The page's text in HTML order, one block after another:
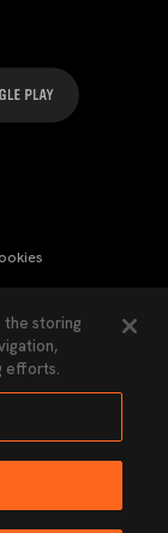
el permiso del Valencia
the storing
efforts.